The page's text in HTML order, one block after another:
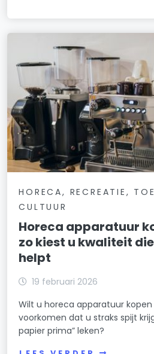
HORECA, RECREATIE,
CULTUUR
Horeca apparatuur
zo kiest u kwaliteit
helpt
19 februari 2026
Wilt u horeca apparatuur
voorkomen dat u straks spijt
papier prima” leken?